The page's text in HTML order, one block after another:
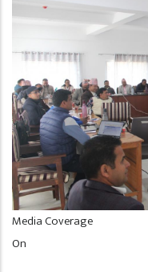
Media Coverage
Set
On